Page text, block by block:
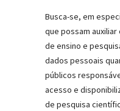
Busca-se, em
que possam
de ensino e
dados pessoais
públicos
acesso e
de pesquisa